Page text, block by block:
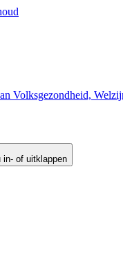
Volksgezondheid,
in- of uitklappen
19